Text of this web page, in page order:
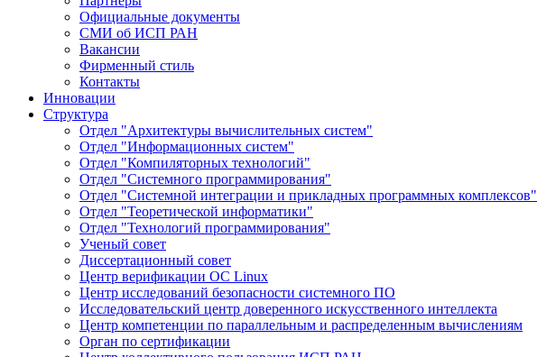
Официальные документы
СМИ об ИСП РАН
Вакансии
Фирменный стиль
Контакты
Инновации
Структура
Отдел "Архитектуры вычислительных систем"
Отдел "Информационных систем"
Отдел "Компиляторных технологий"
Отдел "Системного программирования"
Отдел "Системной интеграции и прикладных программных комплексов"
Отдел "Теоретической информатики"
Отдел "Технологий программирования"
Ученый совет
Диссертационный совет
Центр верификации ОС Linux
Центр исследований безопасности системного ПО
Исследовательский центр доверенного искусственного интеллекта
Центр компетенции по параллельным и распределенным вычислениям
Орган по сертификации